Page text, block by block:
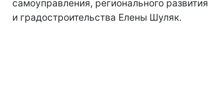
самоуправления, регионального развития
и градостроительства Елены Шуляк.